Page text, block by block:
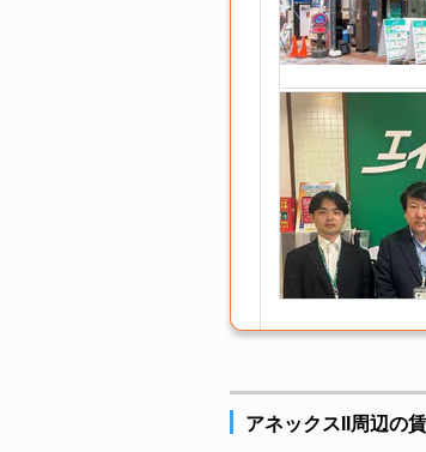
アネックスII周辺の